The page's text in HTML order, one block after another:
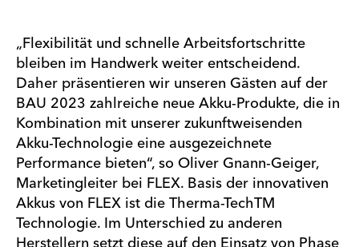
„Flexibilität und schnelle Arbeitsfortschritte
bleiben im Handwerk weiter entscheidend.
Daher präsentieren wir unseren Gästen auf der
BAU 2023 zahlreiche neue Akku-Produkte, die in
Kombination mit unserer zukunftweisenden
Akku-Technologie eine ausgezeichnete
Performance bieten“, so Oliver Gnann-Geiger,
Marketingleiter bei FLEX. Basis der innovativen
Akkus von FLEX ist die Therma-TechTM
Technologie. Im Unterschied zu anderen